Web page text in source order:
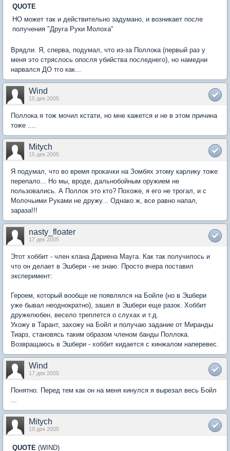
QUOTE
НО может так и действительно задумано, и возникает после
получения "Друга Руки Молоха"
Врядли. Я, сперва, подумал, что из-за Поллока (первый раз у
меня это стряслось опосля убийства последнего), но намедни
нарвался ДО тго как...
Wind
15 дек 2005
Поллока я тож мочил кстати, но мне кажется и не в этом причина
тоже ....
Mitych
15 дек 2005
Я подумал, что во время прокачки на Зомбях этому карлику тоже
перепало... Но мы, вроде, дальнобойным оружием не
пользовались. А Поллок это кто? Похоже, я его не трогал, и с
Молочьими Руками не дружу... Однако ж, все равно напал,
зараза!!!
nasty_floater
17 дек 2005
Этот хоббит - член клана Дариена Мауга. Как так получилось и
что он делает в Эшбери - не знаю. Просто вчера поставил
эксперимент:
Героем, который вообще не появлялся на Бойле (но в Эшбери
уже бывал неоднократно), зашел в Эшбери еще разок. Хоббит
дружелюбен, весело треплется о слухах и т.д.
Ухожу в Тарант, захожу на Бойл и получаю задание от Миранды
Тиарз, становясь таким образом членом банды Поллока.
Возвращаюсь в Эшбери - хоббит кидается с кинжалом наперевес.
Wind
17 дек 2005
Понятно. Перед тем как он на меня кинулся я вырезал весь Бойл
Mitych
19 дек 2005
QUOTE (WIND)